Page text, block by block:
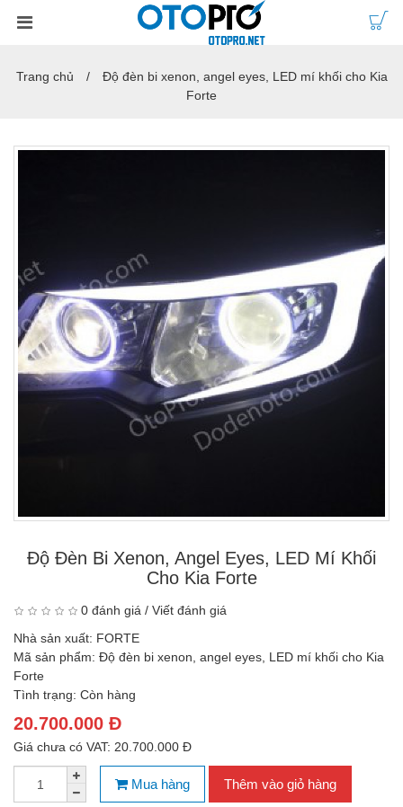
Trang chủ
Độ đèn bi xenon, angel eyes, LED mí khối cho Kia
Forte
Độ Đèn Bi Xenon, Angel Eyes, LED Mí Khối
Cho Kia Forte
0 đánh giá / Viết đánh giá
Nhà sản xuất: FORTE
Mã sản phẩm: Độ đèn bi xenon, angel eyes, LED mí khối cho Kia
Forte
Tình trạng: Còn hàng
20.700.000 Đ
Giá chưa có VAT: 20.700.000 Đ
Mua hàng Thêm vào giỏ hàng